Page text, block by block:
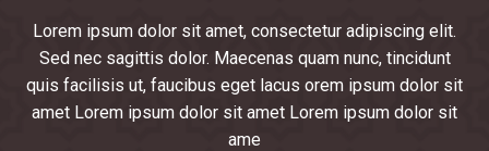
Lorem ipsum dolor sit amet, consectetur adipiscing elit.
Sed nec sagittis dolor. Maecenas quam nunc, tincidunt
quis facilisis ut, faucibus eget lacus orem ipsum dolor sit
amet Lorem ipsum dolor sit amet Lorem ipsum dolor sit
ame